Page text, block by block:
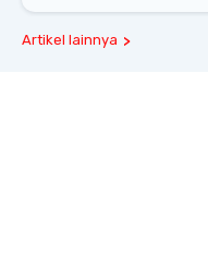
Artikel lainnya